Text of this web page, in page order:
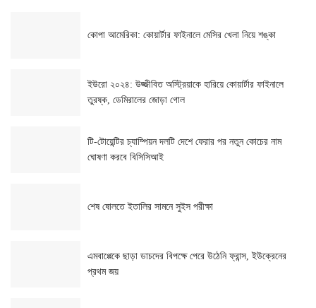
কোপা আমেরিকা: কোয়ার্টার ফাইনালে মেসির খেলা নিয়ে শঙ্কা
ইউরো ২০২৪: উজ্জীবিত অস্ট্রিয়াকে হারিয়ে কোয়ার্টার ফাইনালে
তুরষ্ক, ডেমিরালের জোড়া গোল
টি-টোয়েন্টির চ্যাম্পিয়ন দলটি দেশে ফেরার পর নতুন কোচের নাম
ঘোষণা করবে বিসিসিআই
শেষ ষোলতে ইতালির সামনে সুইস পরীক্ষা
এমবাপ্পেকে ছাড়া ডাচদের বিপক্ষে পেরে উঠেনি ফ্রান্স, ইউক্রেনের
প্রথম জয়